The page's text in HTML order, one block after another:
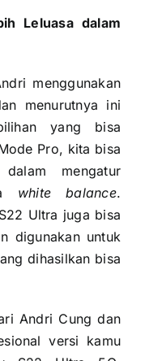
Leluasa dalam
menggunakan
menurutnya ini
yang bisa
Pro, kita bisa
mengatur
white balance.
Ultra juga bisa
digunakan untuk
dihasilkan bisa
Andri Cung dan
versi kamu